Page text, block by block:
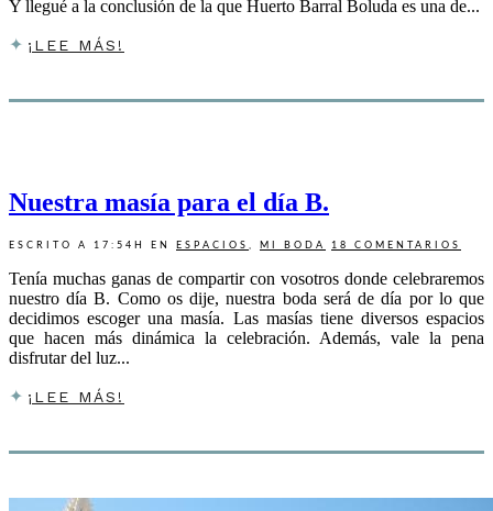
Y llegué a la conclusión de la que Huerto Barral Boluda es una de...
¡LEE MÁS!
Nuestra masía para el día B.
ESCRITO A 17:54H EN ESPACIOS MI BODA 18 COMENTARIOS
Tenía muchas ganas de compartir con vosotros donde celebraremos
nuestro día B. Como os dije, nuestra boda será de día por lo que
decidimos escoger una masía. Las masías tiene diversos espacios
que hacen más dinámica la celebración. Además, vale la pena
disfrutar del luz...
¡LEE MÁS!